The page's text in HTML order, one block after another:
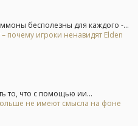
бесполезны для каждого -...
почему игроки ненавидят Elden
то, что с помощью ии...
не имеют смысла на фоне